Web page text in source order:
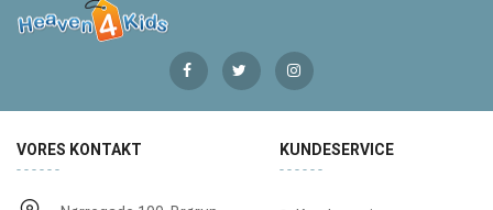
VORES KONTAKT KUNDESERVICE